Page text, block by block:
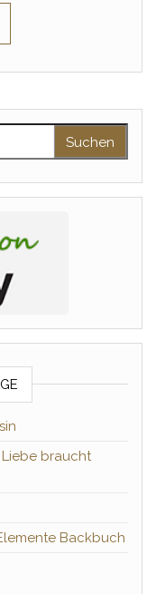
Liebe braucht
Backbuch